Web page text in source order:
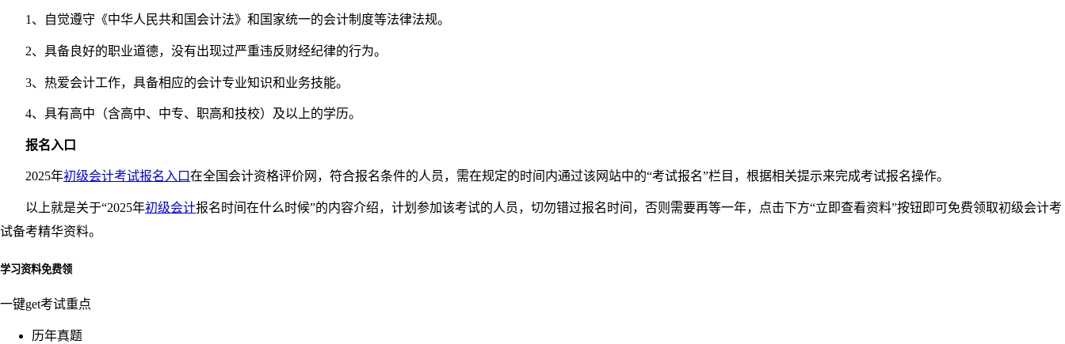
1、自觉遵守《中华人民共和国会计法》和国家统一的会计制度等法律法规。
2、具备良好的职业道德，没有出现过严重违反财经纪律的行为。
3、热爱会计工作，具备相应的会计专业知识和业务技能。
4、具有高中（含高中、中专、职高和技校）及以上的学历。
报名入口
2025年初级会计考试报名入口在全国会计资格评价网，符合报名条件的人员，需在规定的时间内通过该网站中的“考试报名”栏目，根据相关提示来完成考试报名操作。
以上就是关于“2025年初级会计报名时间在什么时候”的内容介绍，计划参加该考试的人员，切勿错过报名时间，否则需要再等一年，点击下方“立即查看资料”按钮即可免费领取初级会计考
试备考精华资料。
学习资料免费领
一键get考试重点
历年真题